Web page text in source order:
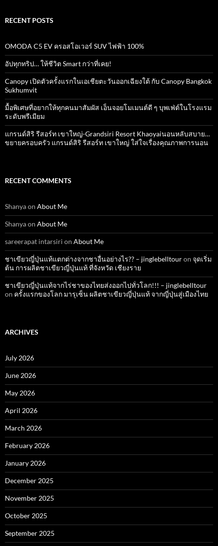
RECENT POSTS
OMODA C5 EV ครอสโอเวอร์ SUV ไฟฟ้า 100%
อัปทุกทริป… ให้ชีวิต Smart กว่าที่เคย!
Canopy เปิดตัวครั้งแรกในเอเชียตะวันออกเฉียงใต้ กับ Canopy Bangkok
Sukhumvit
มื้อพิเศษที่อยากให้ทุกคนมาสัมผัส เอ็นจอยโมเมนต์ดี ๆ บุพเฟ่ต์ในโรงแรม
ระดับพรีเมียม
แกรนด์สิริ​ รีสอร์ท​ เขาใหญ่​-Grandsiri​ Resort​ Khaoyaiนอนหลับสบาย…
ขยายครอบครัว แกรนด์สิริ รีสอร์ท เขาใหญ่ ใส่ใจเรื่องคุณภาพการนอน
RECENT COMMENTS
Shanyaon About Me
Shanyaon About Me
sareerapat intarsiri on About Me
ชาเขียวญี่ปุ่นแท้แตกต่างจากชาอื่นอย่างไร?? – jinglebelltouron จุดเริ่ม
ต้น การผลิตชาเขียวญี่ปุ่นแท้ ที่จังหวัด เชียงราย
ชาเขียวญี่ปุ่นแท้จากไร่ชาของไทยส่งออกไปทั่วโลก!!! – jinglebelltour
on ครั้งแรกของโลก มารุเซ็น ผลิตชาเขียวญี่ปุ่นแท้ จากญี่ปุ่นสู่เมืองไทย
ARCHIVES
July 2026
June 2026
May 2026
April 2026
March 2026
February 2026
January 2026
December 2025
November 2025
October 2025
September 2025